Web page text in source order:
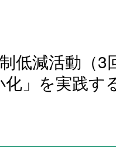
低減活動（3
化」を実践す